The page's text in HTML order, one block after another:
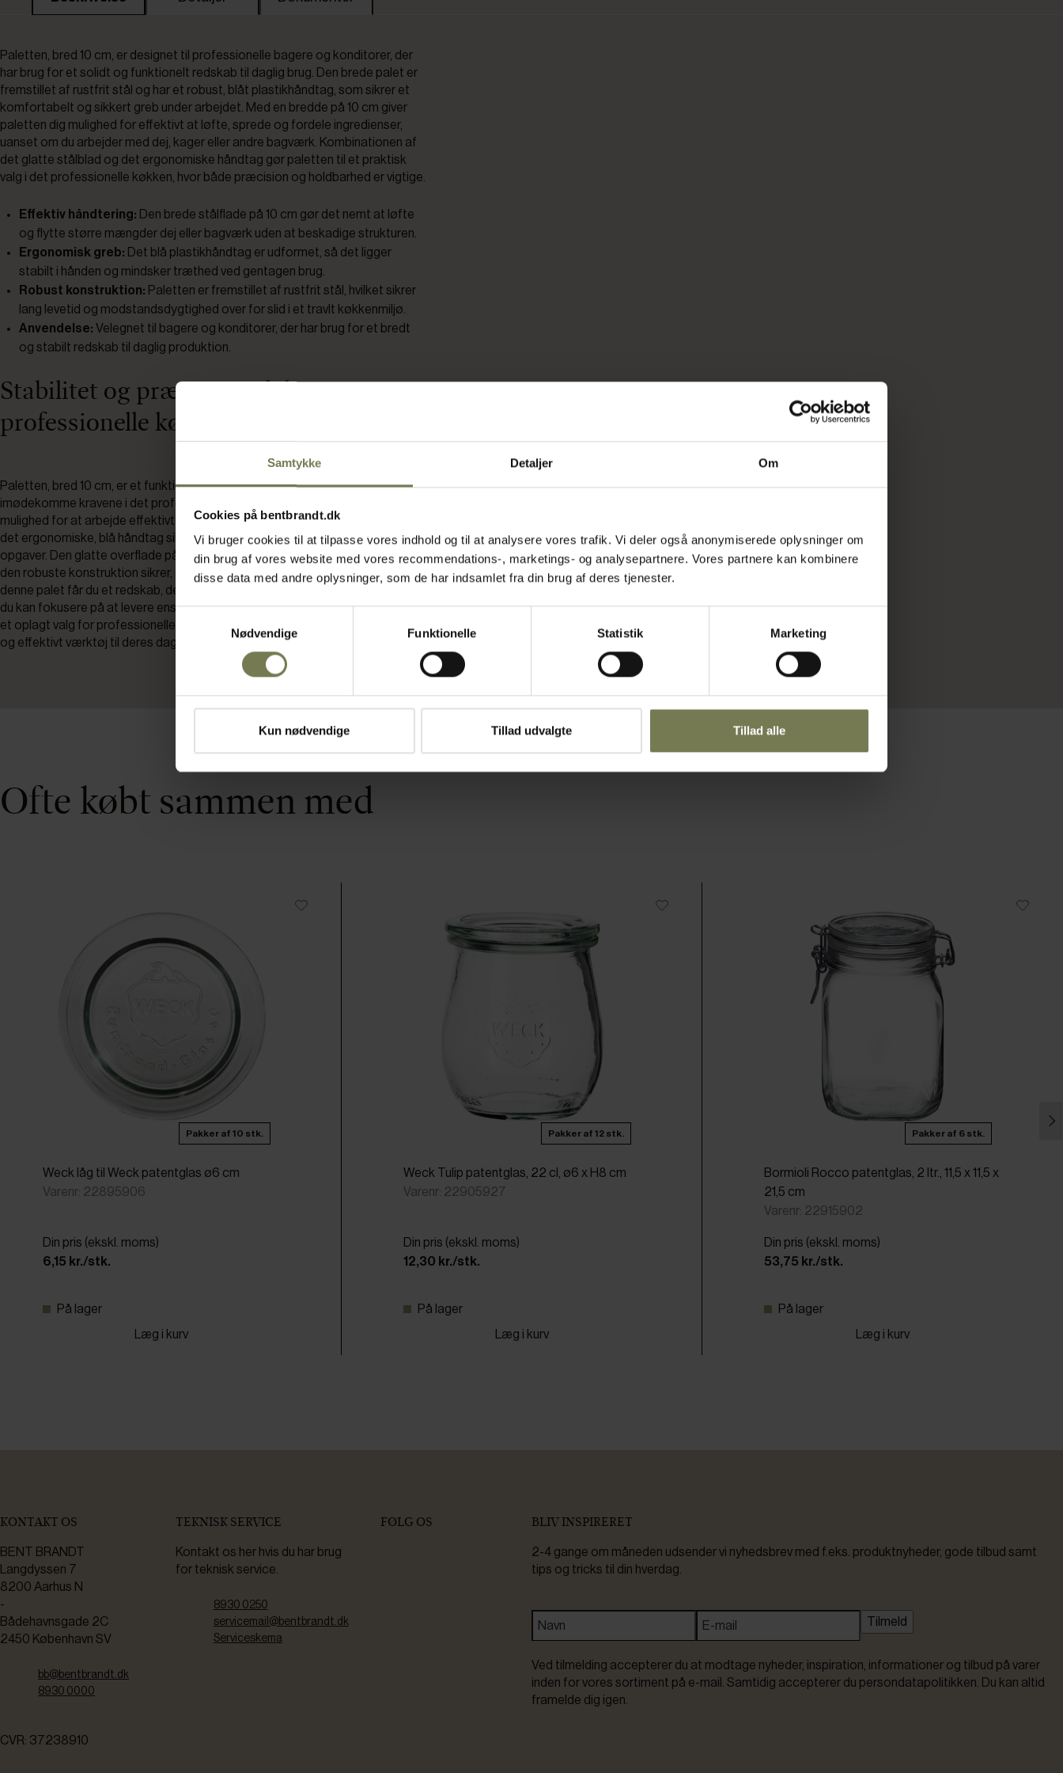
Samtykke Detaljer Om
Cookies på bentbrandt.dk
Vi bruger cookies til at tilpasse vores indhold og til at analysere vores trafik. Vi deler også anonymiserede oplysninger om
din brug af vores website med vores recommendations-, marketings- og analysepartnere. Vores partnere kan kombinere
disse data med andre oplysninger, som de har indsamlet fra din brug af deres tjenester.
Samtykkevalg
Nødvendige
Funktionelle Statistik Marketing
Kun nødvendige Tillad udvalgte Tillad alle
Paletten, bred 10 cm, er designet til professionelle bagere og konditorer, der
har brug for et solidt og funktionelt redskab til daglig brug. Den brede palet er
fremstillet af rustfrit stål og har et robust, blåt plastikhåndtag, som sikrer et
komfortabelt og sikkert greb under arbejdet. Med en bredde på 10 cm giver
paletten dig mulighed for effektivt at løfte, sprede og fordele ingredienser,
uanset om du arbejder med dej, kager eller andre bagværk. Kombinationen af
det glatte stålblad og det ergonomiske håndtag gør paletten til et praktisk
valg i det professionelle køkken, hvor både præcision og holdbarhed er vigtige.
Effektiv håndtering: Den brede stålflade på 10 cm gør det nemt at løfte
og flytte større mængder dej eller bagværk uden at beskadige strukturen.
Ergonomisk greb: Det blå plastikhåndtag er udformet, så det ligger
stabilt i hånden og mindsker træthed ved gentagen brug.
Robust konstruktion: Paletten er fremstillet af rustfrit stål, hvilket sikrer
lang levetid og modstandsdygtighed over for slid i et travlt køkkenmiljø.
Anvendelse: Velegnet til bagere og konditorer, der har brug for et bredt
og stabilt redskab til daglig produktion.
Stabilitet og præcision til det
professionelle køkken
Paletten, bred 10 cm, er et funktionelt redskab, der er udviklet til at
imødekomme kravene i det professionelle køkken. Det brede stålblad giver dig
mulighed for at arbejde effektivt med store mængder dej eller bagværk, mens
det ergonomiske, blå håndtag sikrer et fast greb, selv under krævende
opgaver. Den glatte overflade på stålbladet gør det let at arbejde præcist, og
den robuste konstruktion sikrer, at paletten kan holde til daglig brug. Med
denne palet får du et redskab, der kombinerer funktionalitet og holdbarhed, så
du kan fokusere på at levere ensartede resultater i produktionen. Paletten er
et oplagt valg for professionelle bagere og konditorer, der ønsker et pålideligt
og effektivt værktøj til deres daglige arbejde.
Ofte købt sammen med
Pakker af 10 stk.
Weck låg til Weck patentglas ø6 cm
Varenr: 22895906
Din pris (ekskl. moms)
6,15 kr./stk.
På lager
Læg i kurv
Pakker af 12 stk.
Weck Tulip patentglas, 22 cl, ø6 x H8 cm
Varenr: 22905927
Din pris (ekskl. moms)
12,30 kr./stk.
På lager
Læg i kurv
Pakker af 6 stk.
Bormioli Rocco patentglas, 2 ltr., 11,5 x 11,5 x
21,5 cm
Varenr: 22915902
Din pris (ekskl. moms)
53,75 kr./stk.
På lager
Læg i kurv
KONTAKT OS
BENT BRANDT
Langdyssen 7
8200 Aarhus N
-
Bådehavnsgade 2C
2450 København SV
bb@bentbrandt.dk
8930 0000
CVR: 37238910
TEKNISK SERVICE
Kontakt os her hvis du har brug
for teknisk service.
8930 0250
servicemail@bentbrandt.dk
Serviceskema
FØLG OS BLIV INSPIRERET
2-4 gange om måneden udsender vi nyhedsbrev med f.eks. produktnyheder, gode tilbud samt
tips og tricks til din hverdag.
Tilmeld
Ved tilmelding accepterer du at modtage nyheder, inspiration, informationer og tilbud på varer
inden for vores sortiment på e-mail. Samtidig accepterer du persondatapolitikken. Du kan altid
framelde dig igen.